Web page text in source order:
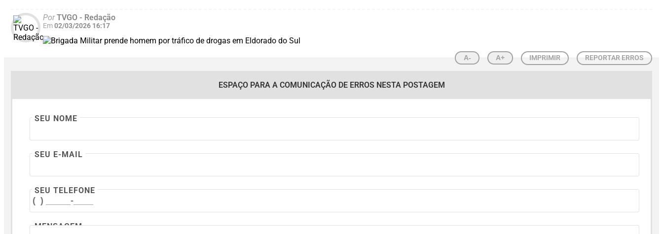
PorTVGO - Redação
Em02/03/2026 16:17
A- A+ IMPRIMIR REPORTAR ERROS
ESPAÇO PARA A COMUNICAÇÃO DE ERROS NESTA POSTAGEM
SEU NOME
SEU E-MAIL
SEU TELEFONE
MENSAGEM